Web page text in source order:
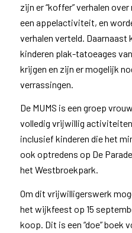
zijn er “koffer” verhalen
een appelactiviteit, en
verhalen verteld. Daarnaast
kinderen plak-tatoeages
krijgen en zijn er mogelijk
verrassingen.
De MUMS is een groep
volledig vrijwillig
inclusief kinderen die het
ook optredens op De
het Westbroekpark.
Om dit vrijwilligerswerk
het wijkfeest op 15
koop. Dit is een “doe” boek